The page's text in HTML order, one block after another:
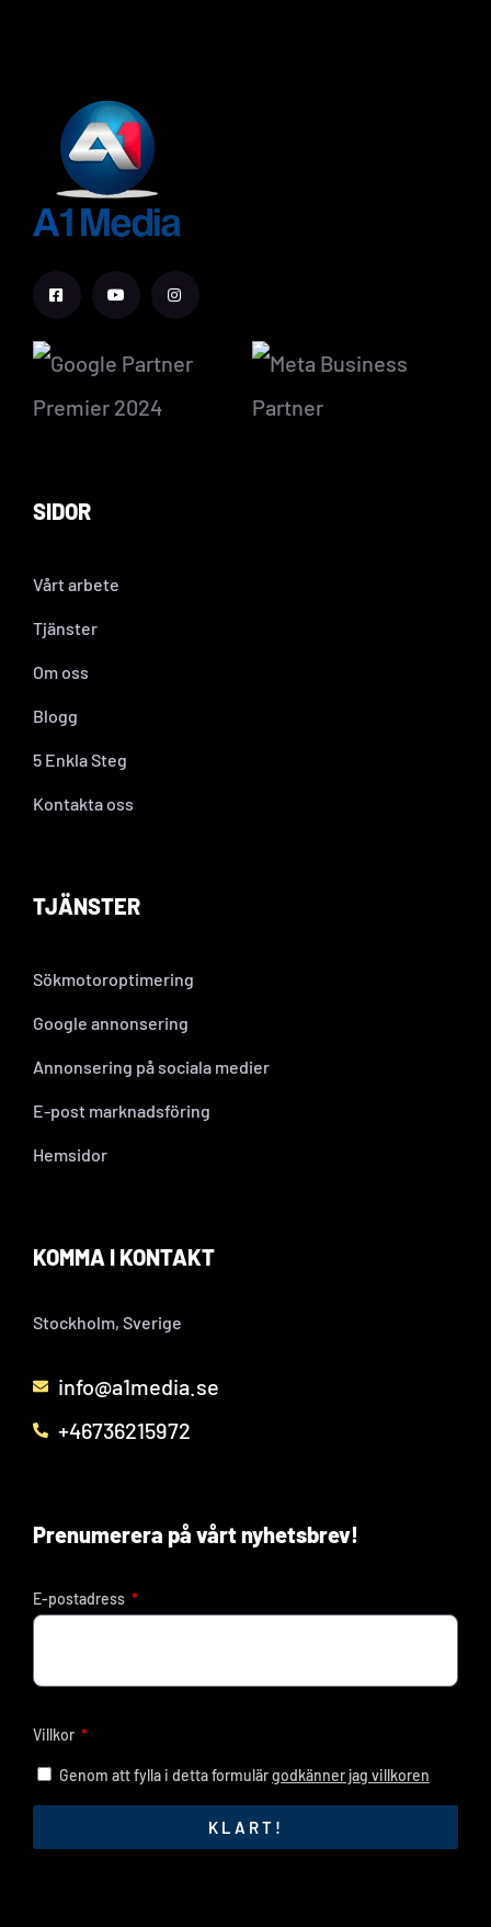
SIDOR
Vårt arbete
Tjänster
Om oss
Blogg
5 Enkla Steg
Kontakta oss
TJÄNSTER
Sökmotoroptimering
Google annonsering
Annonsering på sociala medier
E-post marknadsföring
Hemsidor
KOMMA I KONTAKT
Stockholm, Sverige
info@a1media.se
+46736215972
Prenumerera på vårt nyhetsbrev!
E-postadress
Villkor
Genom att fylla i detta formulärgodkänner jag villkoren
KLART!